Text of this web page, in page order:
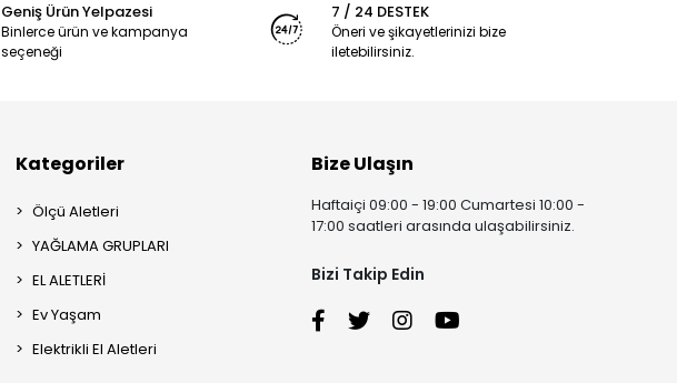
Geniş Ürün Yelpazesi
Binlerce ürün ve kampanya
seçeneği
7 / 24 DESTEK
Öneri ve şikayetlerinizi bize
iletebilirsiniz.
Kategoriler
Ölçü Aletleri
YAĞLAMA GRUPLARI
EL ALETLERİ
Ev Yaşam
Elektrikli El Aletleri
Bize Ulaşın
Haftaiçi 09:00 - 19:00 Cumartesi 10:00 -
17:00 saatleri arasında ulaşabilirsiniz.
Bizi Takip Edin